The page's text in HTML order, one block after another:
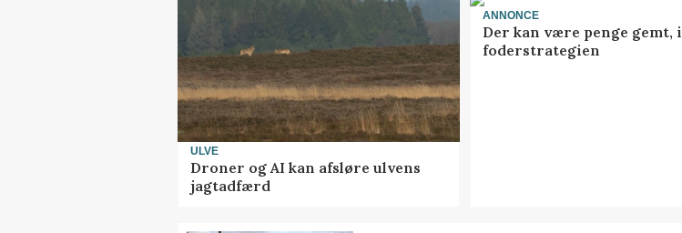
ULVE
Droner og AI kan afsløre ulvens
jagtadfærd
ANNONCE
Der kan være penge gemt, i
foderstrategien